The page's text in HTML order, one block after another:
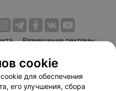
Размещение рекламы
Способы оплаты
Партнеры
cookie
для обеспечения
его улучшения, сбора